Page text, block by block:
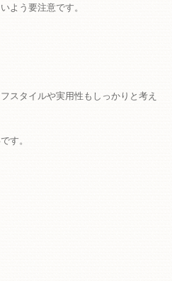
よう要注意です。
スタイルや実用性もしっかりと考え
です。